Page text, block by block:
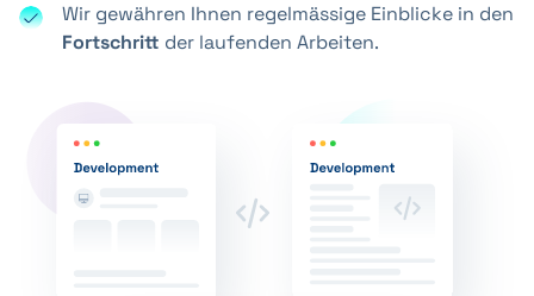
Wir gewähren Ihnen regelmässige Einblicke in den
Fortschritt der laufenden Arbeiten.